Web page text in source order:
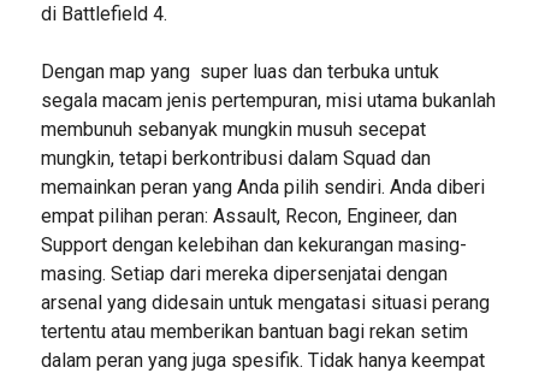
di Battlefield 4.
Dengan map yang super luas dan terbuka untuk
segala macam jenis pertempuran, misi utama bukanlah
membunuh sebanyak mungkin musuh secepat
mungkin, tetapi berkontribusi dalam Squad dan
memainkan peran yang Anda pilih sendiri. Anda diberi
empat pilihan peran: Assault, Recon, Engineer, dan
Support dengan kelebihan dan kekurangan masing-
masing. Setiap dari mereka dipersenjatai dengan
arsenal yang didesain untuk mengatasi situasi perang
tertentu atau memberikan bantuan bagi rekan setim
dalam peran yang juga spesifik. Tidak hanya keempat